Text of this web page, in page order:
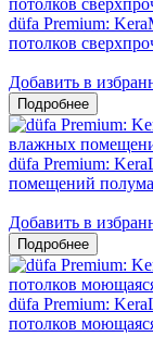
düfa Premium:
потолков
Добавить в
düfa Premium:
помещений
Добавить в
düfa Premium:
потолков